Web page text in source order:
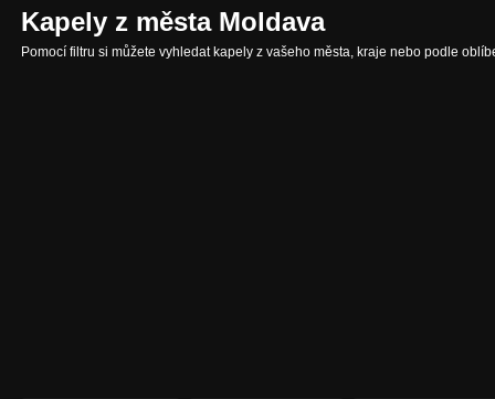
Kapely z města Moldava
Pomocí filtru si můžete vyhledat kapely z vašeho města, kraje nebo podle